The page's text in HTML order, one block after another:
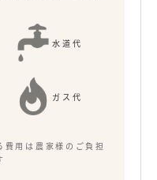
水道代
ガス代
用は農家様のご負担